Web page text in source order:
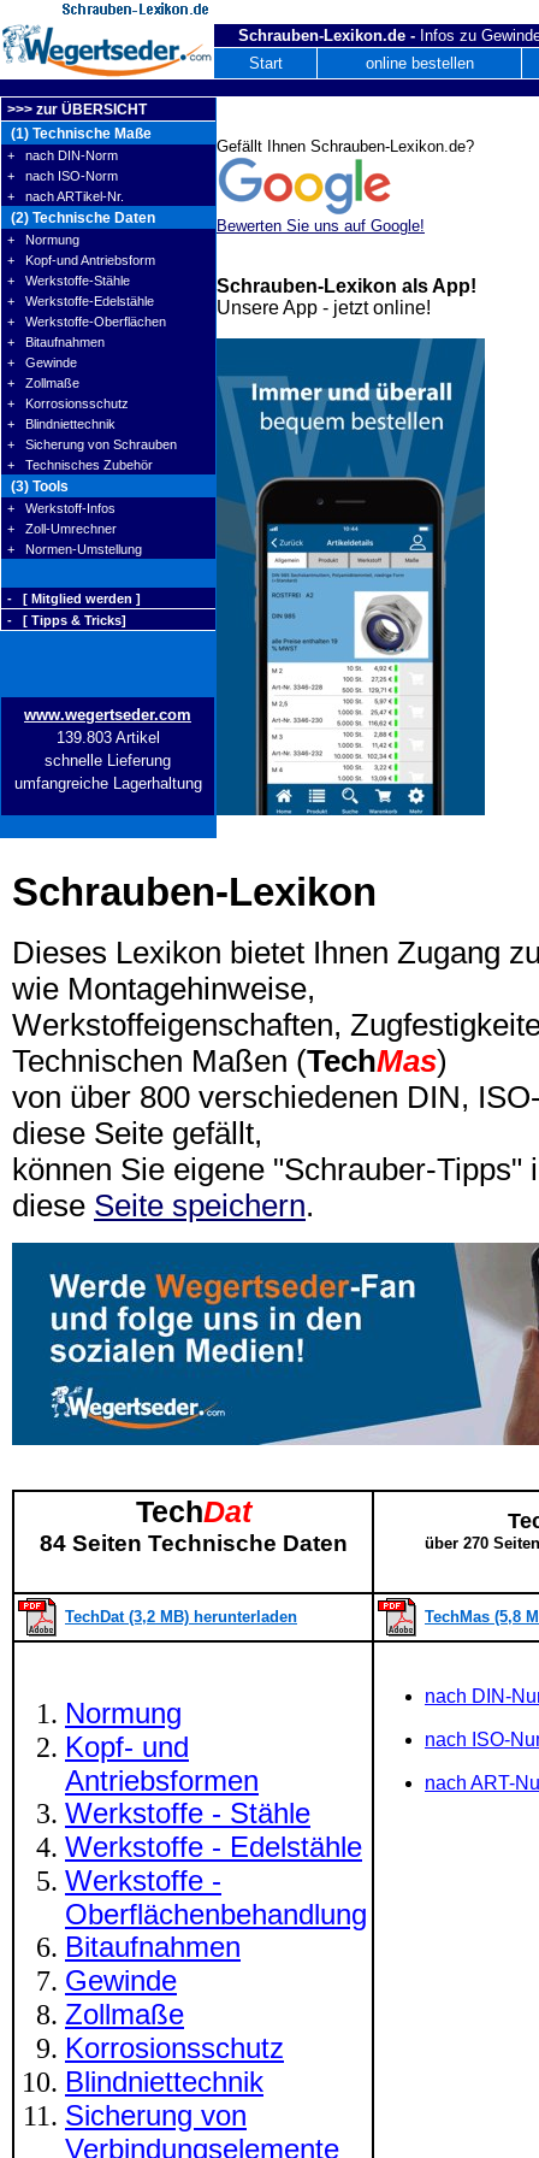
Schrauben-Lexikon.de - Infos zu
Start
online bestellen
>>> zur ÜBERSICHT
(1) Technische Maße
+ nach DIN-Norm
+ nach ISO-Norm
+ nach ARTikel-Nr.
(2) Technische Daten
+ Normung
+ Kopf-und Antriebsform
+ Werkstoffe-Stähle
+ Werkstoffe-Edelstähle
+ Werkstoffe-Oberflächen
+ Bitaufnahmen
+ Gewinde
+ Zollmaße
+ Korrosionsschutz
+ Blindniettechnik
+ Sicherung von Schrauben
+ Technisches Zubehör
(3) Tools
+ Werkstoff-Infos
+ Zoll-Umrechner
+ Normen-Umstellung
- [ Mitglied werden ]
- [ Tipps & Tricks]
www.wegertseder.com
139.803 Artikel
schnelle Lieferung
umfangreiche Lagerhaltung
Schrauben-Lexikon
Dieses Lexikon bietet Ihnen Zugang
wie Montagehinweise,
Werkstoffeigenschaften,
Technischen Maßen (TechMas)
von über 800 verschiedenen DIN,
diese Seite gefällt,
können Sie eigene "Schrauber-Tipps"
diese Seite speichern.
TechDat
84 Seiten Technische Daten über 270
TechDat (3,2 MB) herunterladen TechMas (5,8
Normung
Kopf- und
Antriebsformen
Werkstoffe - Stähle
Werkstoffe - Edelstähle
Werkstoffe -
Oberflächenbehandlung
Bitaufnahmen
Gewinde
Zollmaße
Korrosionsschutz
Blindniettechnik
Sicherung von
Verbindungselemente
nach DIN-
nach ISO-
nach ART-
Gefällt Ihnen Schrauben-Lexikon.de?
Bewerten Sie uns auf Google!
Schrauben-Lexikon als App!
Unsere App - jetzt online!